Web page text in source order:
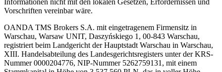
Vorschriften vereinbar wäre.
OANDA TMS Brokers S.A. mit eingetragenem Firmensitz in
Warschau, Warsaw UNIT, Daszyńskiego 1, 00-843 Warschau,
registriert beim Landgericht der Hauptstadt Warschau in Warschau,
XIII. Handelsabteilung des Landesgerichtsregisters unter der KRS-
Nummer 0000204776, NIP-Nummer 5262759131, mit einem